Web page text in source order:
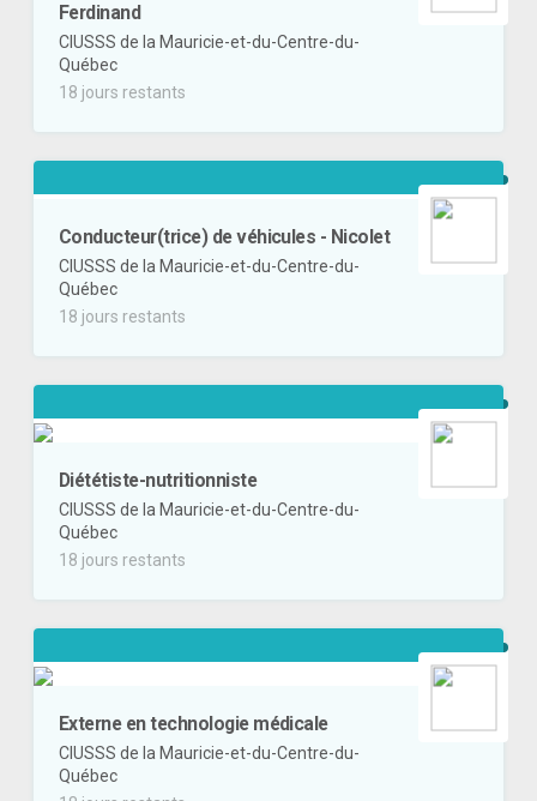
Ferdinand
CIUSSS de la Mauricie-et-du-Centre-du-
Québec
18 jours restants
Conducteur(trice) de véhicules - Nicolet
CIUSSS de la Mauricie-et-du-Centre-du-
Québec
18 jours restants
Diététiste-nutritionniste
CIUSSS de la Mauricie-et-du-Centre-du-
Québec
18 jours restants
Externe en technologie médicale
CIUSSS de la Mauricie-et-du-Centre-du-
Québec